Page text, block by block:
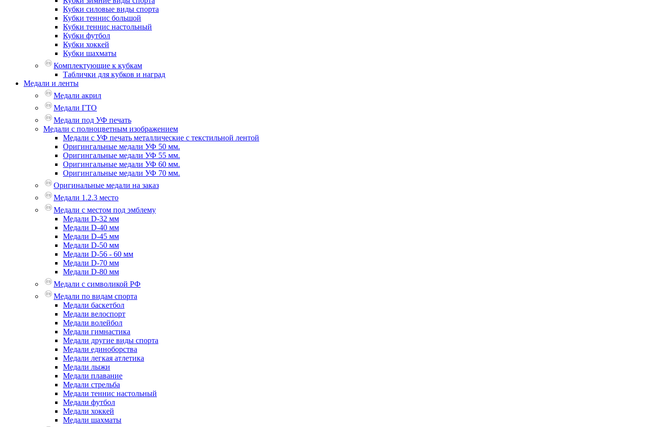
Кубки силовые виды спорта
Кубки теннис большой
Кубки теннис настольный
Кубки футбол
Кубки хоккей
Кубки шахматы
Комплектующие к кубкам
Таблички для кубков и наград
Медали и ленты
Медали акрил
Медали ГТО
Медали под УФ печать
Медали с полноцветным изображением
Медали с УФ печать металлические с текстильной лентой
Оригингальные медали УФ 50 мм.
Оригингальные медали УФ 55 мм.
Оригингальные медали УФ 60 мм.
Оригингальные медали УФ 70 мм.
Оригинальные медали на заказ
Медали 1.2.3 место
Медали с местом под эмблему
Медали D-32 мм
Медали D-40 мм
Медали D-45 мм
Медали D-50 мм
Медали D-56 - 60 мм
Медали D-70 мм
Медали D-80 мм
Медали с символикой РФ
Медали по видам спорта
Медали баскетбол
Медали велоспорт
Медали волейбол
Медали гимнастика
Медали другие виды спорта
Медали единоборства
Медали легкая атлетика
Медали лыжи
Медали плавание
Медали стрельба
Медали теннис настольный
Медали футбол
Медали хоккей
Медали шахматы